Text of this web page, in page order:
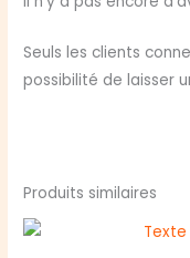
du
Kraken
Seuls les clients
possibilité de laisser
Produits similaires